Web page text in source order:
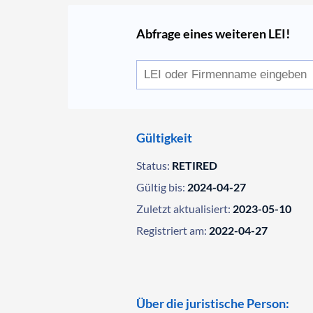
Abfrage eines weiteren LEI!
Gültigkeit
Status: RETIRED
Gültig bis: 2024-04-27
Zuletzt aktualisiert: 2023-05-10
Registriert am: 2022-04-27
Über die juristische Person: